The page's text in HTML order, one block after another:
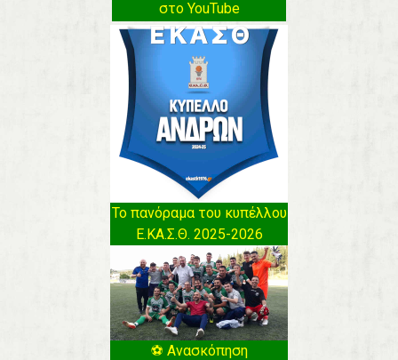
στο YouTube
Το πανόραμα του κυπέλλου
Ε.ΚΑ.Σ.Θ. 2025-2026
⚽️ Ανασκόπηση